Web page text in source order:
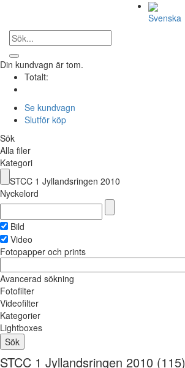
Svenska
Din kundvagn är tom.
Totalt:
Se kundvagn
Slutför köp
Sök
Alla filer
Kategori
STCC 1 Jyllandsringen 2010
Nyckelord
Bild
Video
Fotopapper och prints
Avancerad sökning
Fotofilter
Videofilter
Kategorier
Lightboxes
STCC 1 Jyllandsringen 2010 (115)